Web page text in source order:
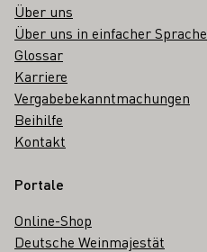
Über uns
Über uns in einfacher Sprache
Glossar
Karriere
Vergabebekanntmachungen
Beihilfe
Kontakt
Portale
Online-Shop
Deutsche Weinmajestät